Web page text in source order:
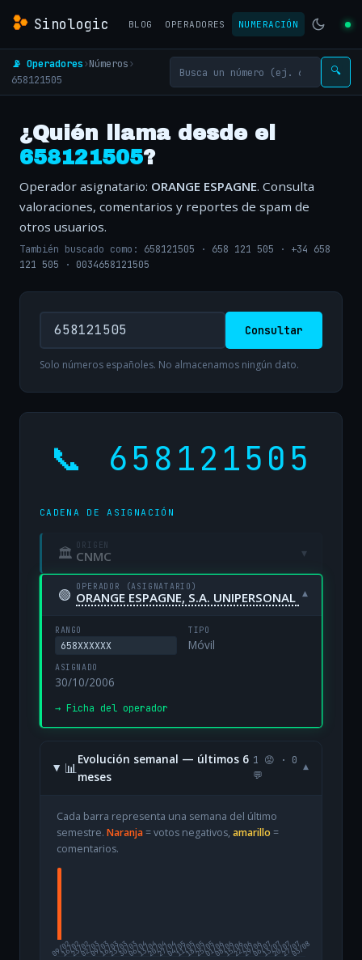
Sinologic BLOG OPERADORES NUMERACIÓN
📡 Operadores›Números›
658121505
🔍
¿Quién llama desde el
658121505?
Operador asignatario: ORANGE ESPAGNE. Consulta
valoraciones, comentarios y reportes de spam de
otros usuarios.
También buscado como: 658121505 · 658 121 505 · +34 658
121 505 · 0034658121505
Consultar
Solo números españoles. No almacenamos ningún dato.
📞 658121505
CADENA DE ASIGNACIÓN
🏛 ORIGEN
CNMC ▾
🟢 OPERADOR (ASIGNATARIO)
ORANGE ESPAGNE, S.A. UNIPERSONAL ▾
RANGO
658XXXXXX
TIPO
Móvil
ASIGNADO
30/10/2006
→ Ficha del operador
📊
Evolución semanal — últimos 6
meses
1 😡 · 0
💬
▾
Cada barra representa una semana del último
semestre. Naranja= votos negativos, amarillo =
comentarios.
09/02
16/0223/0202/0309/0316/0323/0330/0306/0413/0420/0427/0404/0511/0518/0525/0501/0608/0615/0622/0629/0606/0713/0720/0727/07
03/08